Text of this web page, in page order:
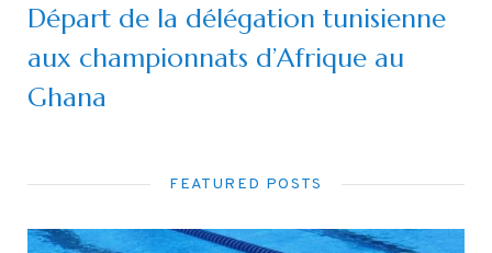
Départ de la délégation tunisienne
aux championnats d’Afrique au
Ghana
FEATURED POSTS